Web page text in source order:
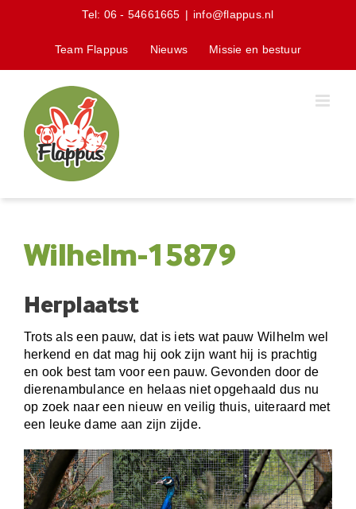
Tel: 06 - 54661665 | info@flappus.nl
Team Flappus Nieuws Missie en bestuur
Wilhelm-15879
Herplaatst
Trots als een pauw, dat is iets wat pauw Wilhelm wel
herkend en dat mag hij ook zijn want hij is prachtig
en ook best tam voor een pauw. Gevonden door de
dierenambulance en helaas niet opgehaald dus nu
op zoek naar een nieuw en veilig thuis, uiteraard met
een leuke dame aan zijn zijde.